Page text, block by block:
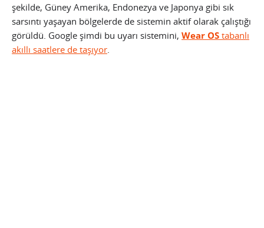
şekilde, Güney Amerika, Endonezya ve Japonya gibi sık
sarsıntı yaşayan bölgelerde de sistemin aktif olarak çalıştığı
görüldü. Google şimdi bu uyarı sistemini, Wear OS tabanlı
akıllı saatlere de taşıyor.